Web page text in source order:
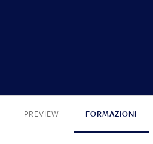
PREVIEW FORMAZIONI